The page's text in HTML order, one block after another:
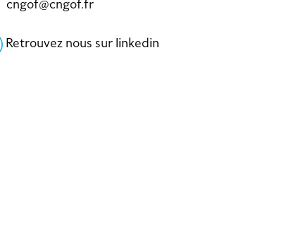
cngof@cngof.fr
Retrouvez nous sur linkedin